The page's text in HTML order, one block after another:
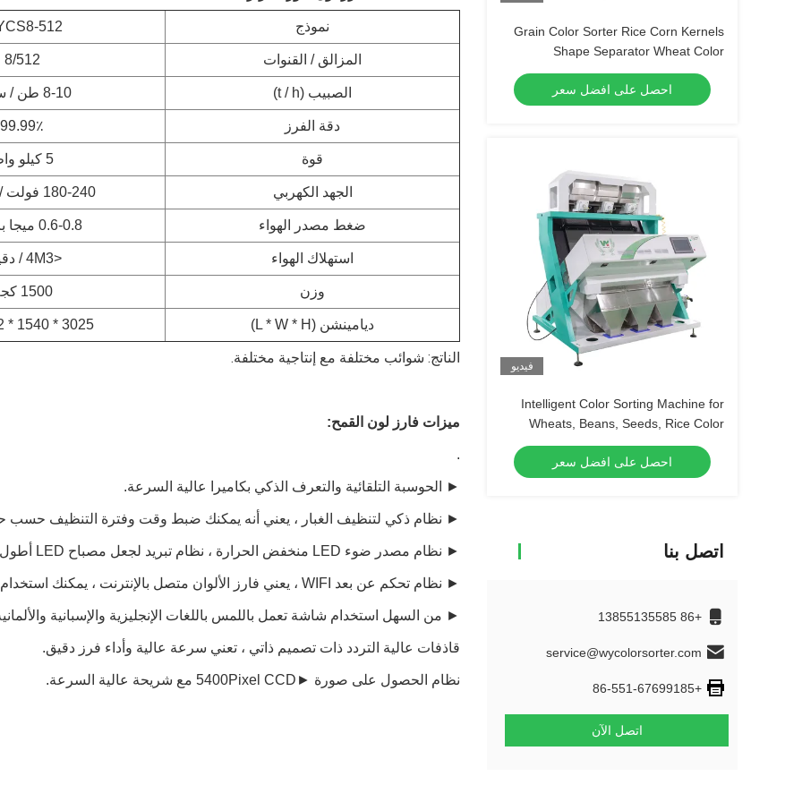
Grain Color Sorter Rice Corn Kernels
Shape Separator Wheat Color
Separating Machine
احصل على افضل سعر
فيديو
Intelligent Color Sorting Machine for
Wheats, Beans, Seeds, Rice Color
Sorter
احصل على افضل سعر
اتصل بنا
+86 13855135585
service@wycolorsorter.com
+86-551-67699185
اتصل الآن
نموذج 512
المزالق / القنوات 8/512
الصبيب (t / h) 8-10 طن / ساعة
دقة الفرز 99.99٪
قوة 5 كيلو واط
الجهد الكهربي 180-240 فولت / 50 هرتز
ضغط مصدر الهواء 0.6-0.8 ميجا باسكال
استهلاك الهواء <4M3 / دقيقة
وزن 1500 كجم
ديامينشن (L * W * H) 3025 * 1540 * 1852 مم
الناتج: شوائب مختلفة مع إنتاجية مختلفة.
ميزات فارز لون القمح:
.
► الحوسبة التلقائية والتعرف الذكي بكاميرا عالية السرعة.
► نظام ذكي لتنظيف الغبار ، يعني أنه يمكنك ضبط وقت وفترة التنظيف حسب
► نظام مصدر ضوء LED منخفض الحرارة ، نظام تبريد لجعل مصباح LED أطول عمرًا.
► نظام تحكم عن بعد WIFI ، يعني فارز الألوان متصل بالإنترنت ، يمكنك استخدام الهاتف المحمول أو الكمبيوتر لتشغيل فارز الألوان.
► من السهل استخدام شاشة تعمل باللمس باللغات الإنجليزية والإسبانية والألمانية
قاذفات عالية التردد ذات تصميم ذاتي ، تعني سرعة عالية وأداء فرز دقيق.
نظام الحصول على صورة ►5400Pixel CCD مع شريحة عالية السرعة.